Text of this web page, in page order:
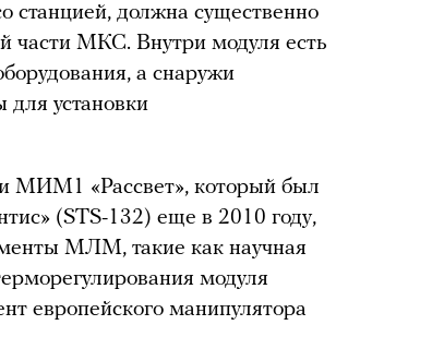
станцией, должна существенно
части МКС. Внутри модуля есть
а снаружи
установки
МИМ1 «Рассвет», который был
(STS-132) еще в 2010 году,
МЛМ, такие как научная
модуля
европейского манипулятора